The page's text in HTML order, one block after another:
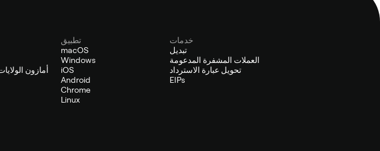
أمازون
تطبيق
macOS
Windows
iOS
Android
Chrome
Linux
خدمات
تبديل
العملات المشفرة المدعومة
تحويل عبارة الاسترداد
EIPs